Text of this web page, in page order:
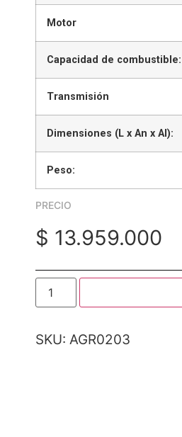
Motor
Capacidad de combustible:
Transmisión
Dimensiones (L x An x Al):
Peso:
PRECIO
$ 13.959.000
Minitractor
Cortacesped
DUCATI
SKU: AGR0203